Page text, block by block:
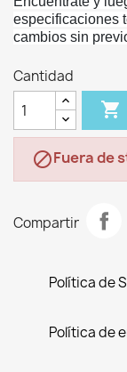
especificaciones
cambios sin
Cantidad

Fuera de
Compartir
Política de
Política de